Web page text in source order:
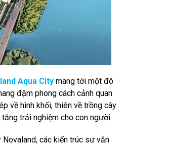
Aqua City mang tới một đô
đậm phong cách cảnh quan
về hình khối, thiên về trồng cây
trải nghiệm cho con người.
các kiến trúc sư vẫn